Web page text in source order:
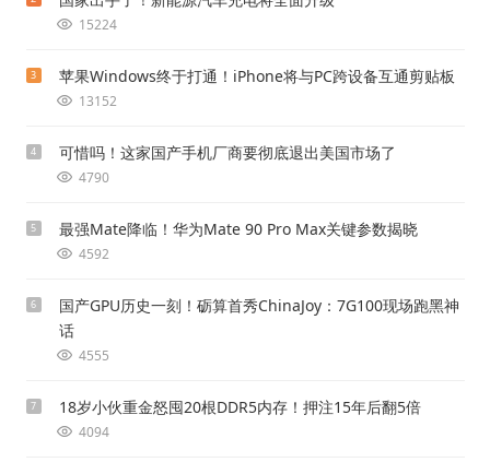
15224
3 苹果Windows终于打通！iPhone将与PC跨设备互通剪贴板
13152
4 可惜吗！这家国产手机厂商要彻底退出美国市场了
4790
5 最强Mate降临！华为Mate 90 Pro Max关键参数揭晓
4592
6
国产GPU历史一刻！砺算首秀ChinaJoy：7G100现场跑黑神
话
4555
7 18岁小伙重金怒囤20根DDR5内存！押注15年后翻5倍
4094